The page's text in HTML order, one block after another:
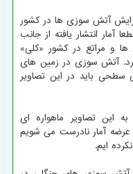
افزایش آتش سوزی ها در کشور
آمار انتشار یافته از جانب
و مراتع در کشور «کلی»
آتش سوزی در زمین های
باید در این تصاویر
این تصاویر ماهواره ای
عرضه آمار نادرست می شویم
ایم.